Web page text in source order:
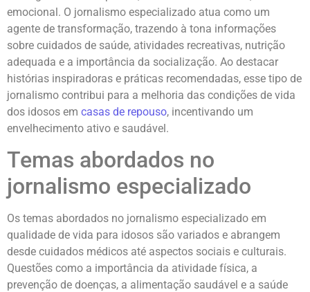
emocional. O jornalismo especializado atua como um
agente de transformação, trazendo à tona informações
sobre cuidados de saúde, atividades recreativas, nutrição
adequada e a importância da socialização. Ao destacar
histórias inspiradoras e práticas recomendadas, esse tipo de
jornalismo contribui para a melhoria das condições de vida
dos idosos em casas de repouso, incentivando um
envelhecimento ativo e saudável.
Temas abordados no
jornalismo especializado
Os temas abordados no jornalismo especializado em
qualidade de vida para idosos são variados e abrangem
desde cuidados médicos até aspectos sociais e culturais.
Questões como a importância da atividade física, a
prevenção de doenças, a alimentação saudável e a saúde